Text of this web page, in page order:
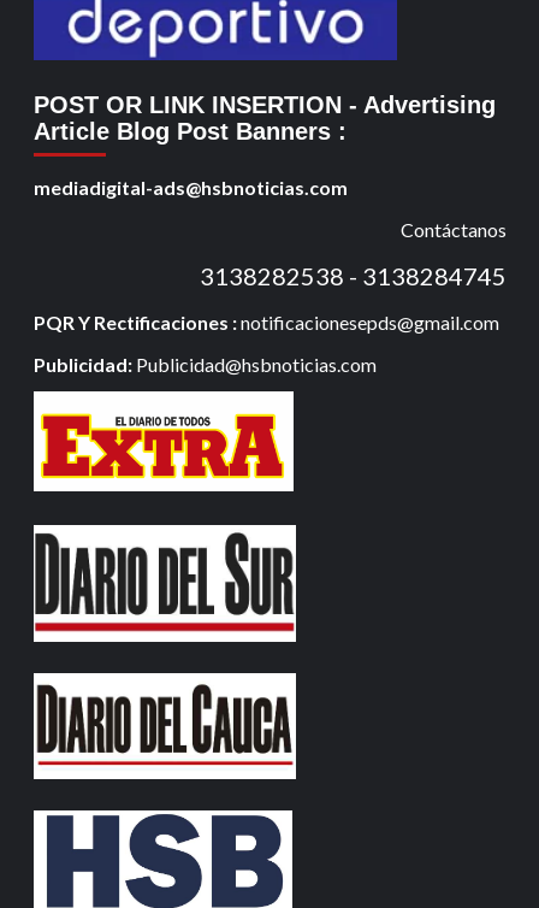
POST OR LINK INSERTION - Advertising
Article Blog Post Banners :
mediadigital-ads@hsbnoticias.com
Contáctanos
3138282538 - 3138284745
PQR Y Rectificaciones :notificacionesepds@gmail.com
Publicidad: Publicidad@hsbnoticias.com